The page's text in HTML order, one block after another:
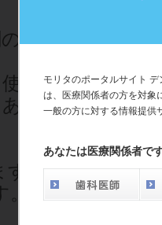
モリタのポータルサイト
は、医療関係者の方を対象
一般の方に対する情報提供
あなたは医療関係者で
の購入元にご確
使用しない薬剤
ある [削除]ボタ
すか？」とメッ